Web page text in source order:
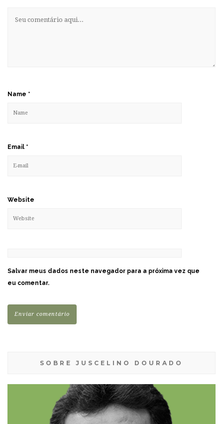
Name *
Email *
Website
Salvar meus dados neste navegador para a próxima vez que
eu comentar.
SOBRE JUSCELINO DOURADO